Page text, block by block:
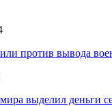
против вывода
выделил деньги